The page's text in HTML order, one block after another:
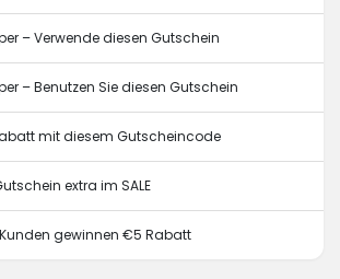
– Verwende diesen Gutschein
– Benutzen Sie diesen Gutschein
mit diesem Gutscheincode
extra im SALE
gewinnen €5 Rabatt